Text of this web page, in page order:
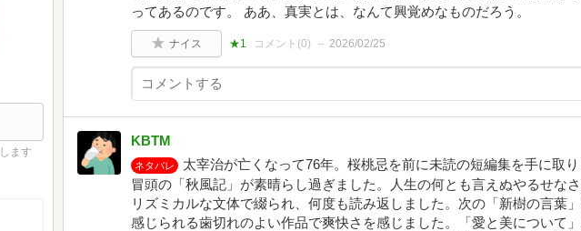
ます
ってあるのです。 ああ、真実とは、なんて興覚めなものだろう。
ナイス ★1 コメント(0) 2026/02/25
KBTM
ネタバレ
太宰治が亡くなって76年。桜桃忌を前に未読の短編集を手に取り
冒頭の「秋風記」が素晴らし過ぎました。人生の何とも言えぬやるせな
リズミカルな文体で綴られ、何度も読み返しました。次の「新樹の言葉
感じられる歯切れのよい作品で爽快さを感じました。「愛と美について